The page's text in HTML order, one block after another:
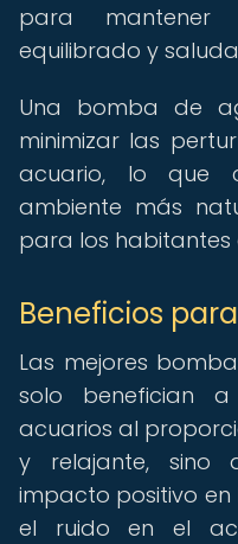
para mantener
equilibrado y
Una bomba de
minimizar las
acuario, lo que
ambiente más
para los habitantes
Beneficios
Las mejores
solo benefician
acuarios al
y relajante, sino
impacto positivo en
el ruido en el